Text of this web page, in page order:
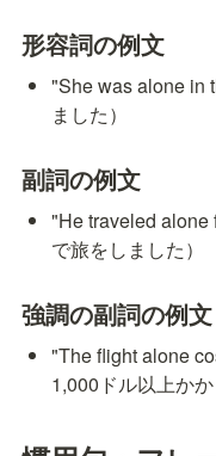
形容詞の例文
"She was alone in
ました）
副詞の例文
"He traveled alone
で旅をしました）
強調の副詞の例文
"The flight alone
1,000ドル以上かか